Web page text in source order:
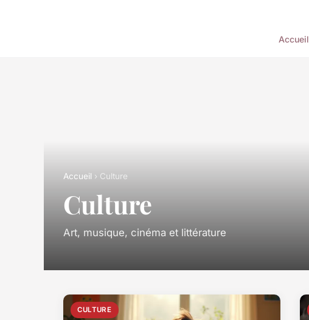
Accueil
Accueil › Culture
Culture
Art, musique, cinéma et littérature
CULTURE